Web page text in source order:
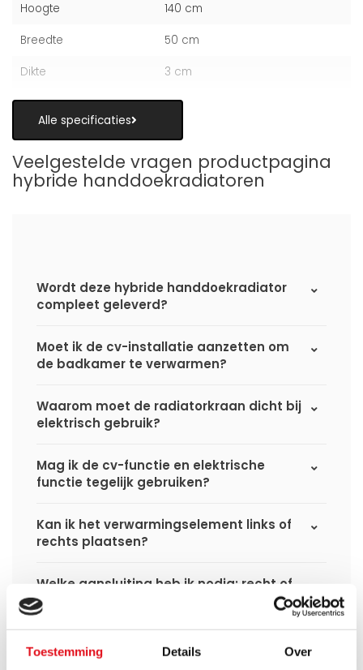
Toestemming Details Over
Hoogte 140 cm
Breedte 50 cm
Dikte 3 cm
Alle specificaties
Veelgestelde vragen productpagina
hybride handdoekradiatoren
Wordt deze hybride handdoekradiator
compleet geleverd?
Moet ik de cv-installatie aanzetten om
de badkamer te verwarmen?
Waarom moet de radiatorkraan dicht bij
elektrisch gebruik?
Mag ik de cv-functie en elektrische
functie tegelijk gebruiken?
Kan ik het verwarmingselement links of
rechts plaatsen?
Welke aansluiting heb ik nodig: recht of
haaks?
Kan ik deze hybride handdoekradiator
gebruiken met een warmtepomp?